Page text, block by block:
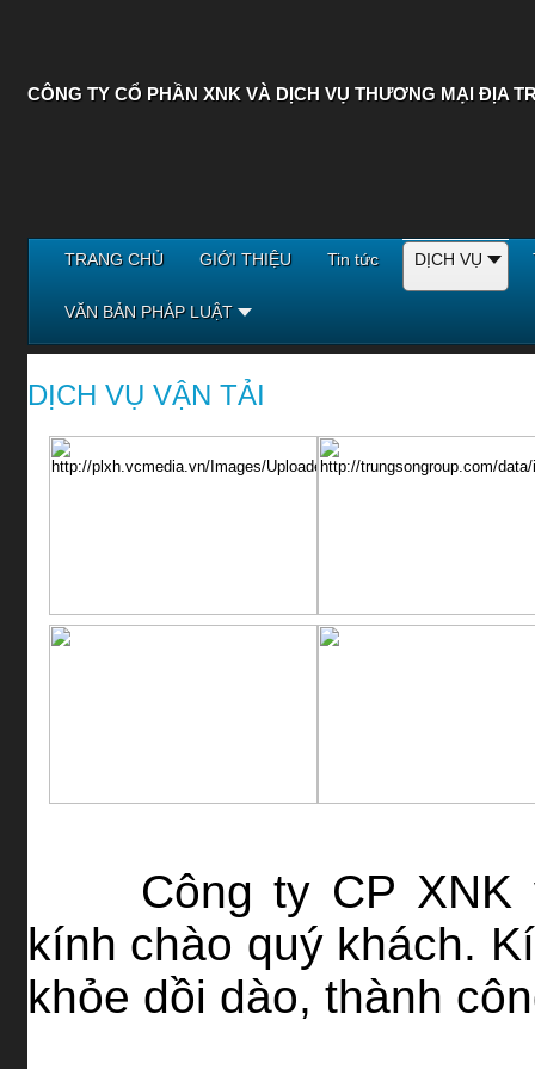
CÔNG TY CỔ PHẦN XNK VÀ DỊCH VỤ THƯƠNG MẠI ĐỊA
TRANG CHỦ GIỚI THIỆU Tin tức DỊCH VỤ
VĂN BẢN PHÁP LUẬT
DỊCH VỤ VẬN TẢI
Công ty CP
kính chào quý khách.
khỏe dồi dào, thành